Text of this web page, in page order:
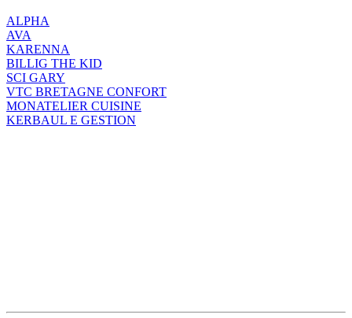
ALPHA
AVA
KARENNA
BILLIG THE KID
SCI GARY
VTC BRETAGNE CONFORT
MONATELIER CUISINE
KERBAUL E GESTION